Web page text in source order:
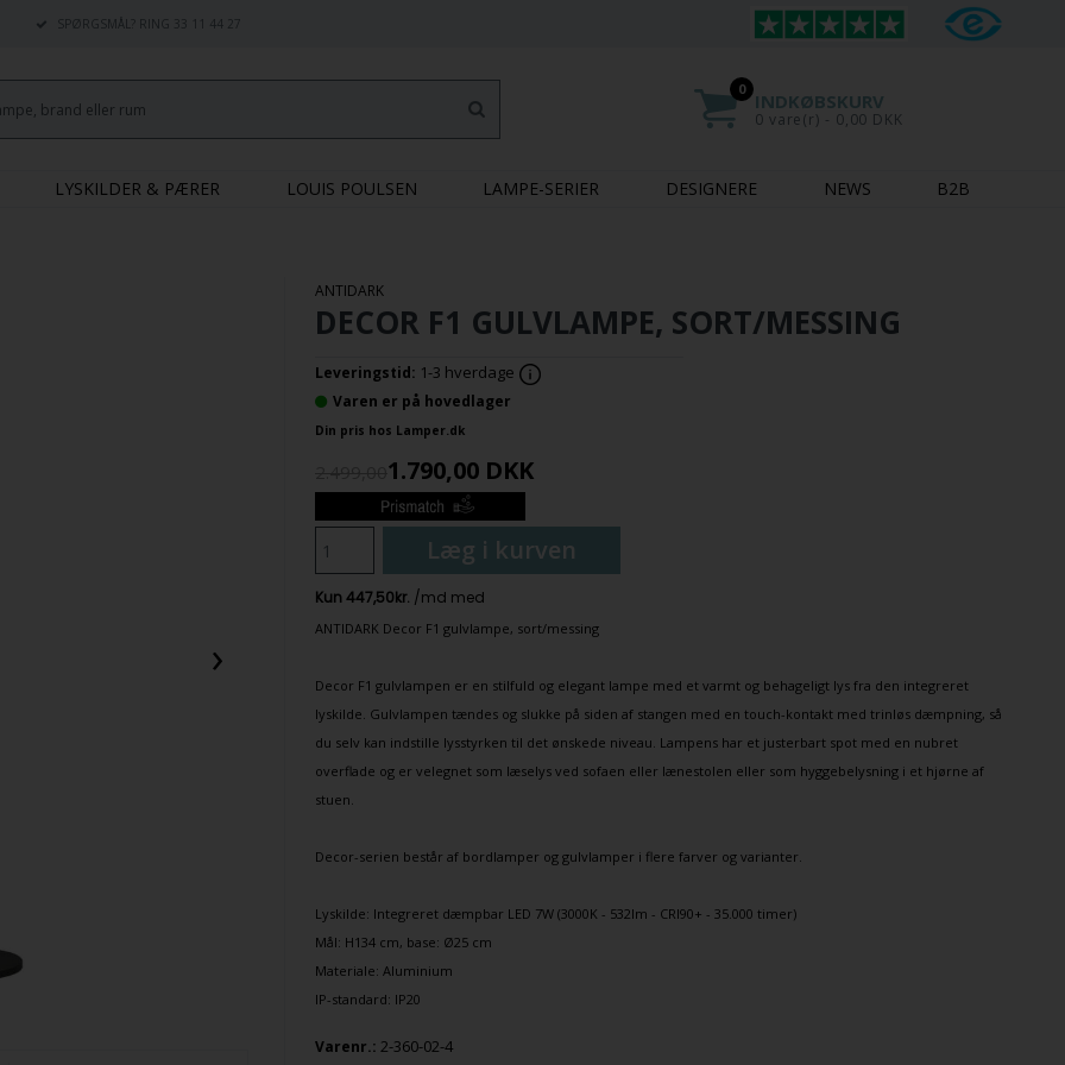
SPØRGSMÅL? RING 33 11 44 27
0
INDKØBSKURV
0 vare(r) - 0,00 DKK
LYSKILDER & PÆRER LOUIS POULSEN LAMPE-SERIER DESIGNERE NEWS B2B
›
ANTIDARK
DECOR F1 GULVLAMPE, SORT/MESSING
Leveringstid: 1-3 hverdage
Varen er på hovedlager
Din pris hos Lamper.dk
1.790,00 DKK
Læg i kurven
ANTIDARK Decor F1 gulvlampe, sort/messing
Decor F1 gulvlampen er en stilfuld og elegant lampe med et varmt og behageligt lys fra den integreret
lyskilde. Gulvlampen tændes og slukke på siden af stangen med en touch-kontakt med trinløs dæmpning, så
du selv kan indstille lysstyrken til det ønskede niveau. Lampens har et justerbart spot med en nubret
overflade og er velegnet som læselys ved sofaen eller lænestolen eller som hyggebelysning i et hjørne af
stuen.
Decor-serien består af bordlamper og gulvlamper i flere farver og varianter.
Lyskilde: Integreret dæmpbar LED 7W (3000K - 532lm - CRI90+ - 35.000 timer)
Mål: H134 cm, base: Ø25 cm
Materiale: Aluminium
IP-standard: IP20
Varenr.: 2-360-02-4